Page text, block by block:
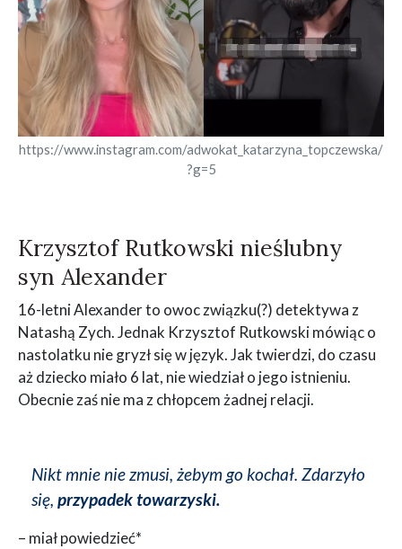
https://www.instagram.com/adwokat_katarzyna_topczewska/
?g=5
Krzysztof Rutkowski nieślubny
syn Alexander
16-letni Alexander to owoc związku(?) detektywa z
Natashą Zych. Jednak Krzysztof Rutkowski mówiąc o
nastolatku nie gryzł się w język. Jak twierdzi, do czasu
aż dziecko miało 6 lat, nie wiedział o jego istnieniu.
Obecnie zaś nie ma z chłopcem żadnej relacji.
Nikt mnie nie zmusi, żebym go kochał. Zdarzyło
się, przypadek towarzyski.
– miał powiedzieć*